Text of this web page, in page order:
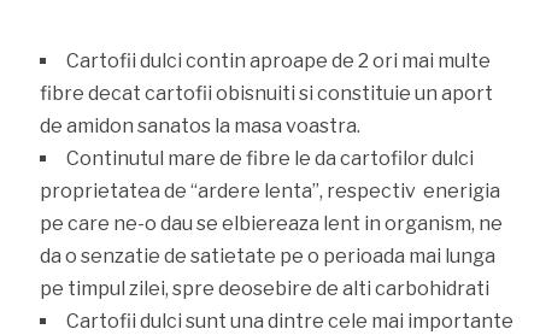
Cartofii dulci contin aproape de 2 ori mai multe
fibre decat cartofii obisnuiti si constituie un aport
de amidon sanatos la masa voastra.
Continutul mare de fibre le da cartofilor dulci
proprietatea de “ardere lenta”, respectiv enerigia
pe care ne-o dau se elbiereaza lent in organism, ne
da o senzatie de satietate pe o perioada mai lunga
pe timpul zilei, spre deosebire de alti carbohidrati
Cartofii dulci sunt una dintre cele mai importante